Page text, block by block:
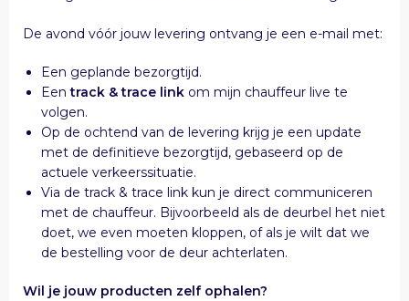
De avond vóór jouw levering ontvang je een e-mail met:
Een geplande bezorgtijd.
Eentrack & trace link om mijn chauffeur live te
volgen.
Op de ochtend van de levering krijg je een update
met de definitieve bezorgtijd, gebaseerd op de
actuele verkeerssituatie.
Via de track & trace link kun je direct communiceren
met de chauffeur. Bijvoorbeeld als de deurbel het niet
doet, we even moeten kloppen, of als je wilt dat we
de bestelling voor de deur achterlaten.
Wil je jouw producten zelf ophalen?